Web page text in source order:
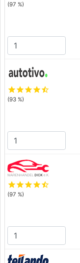
(97 %)
starstarstarstarstar_half
(93 %)
starstarstarstarstar_half
(97 %)